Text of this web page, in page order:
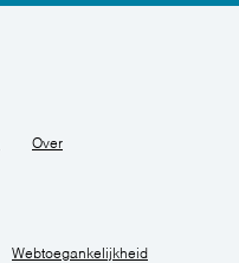
Over
Webtoegankelijkheid